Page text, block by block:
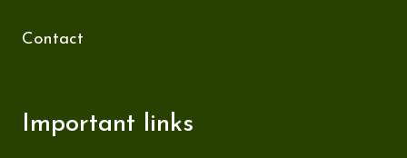
Contact
Important links